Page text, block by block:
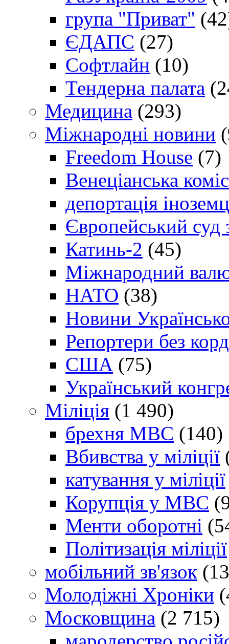
група "Приват"
ЄДАПС (27)
Софтлайн (10)
Тендерна палата
Медицина (293)
Міжнародні новини
Freedom House (7)
Венеціанська
депортація
Європейський
Катинь-2 (45)
Міжнародний
НАТО (38)
Новини
Репортери без
США (75)
Український
Міліція (1 490)
брехня МВС (140)
Вбивства у міліції
катування у міліції
Корупція у МВС
Менти оборотні
Політизація міліції
мобільний зв'язок
Молодіжні Хроніки
Московщина (2 715)